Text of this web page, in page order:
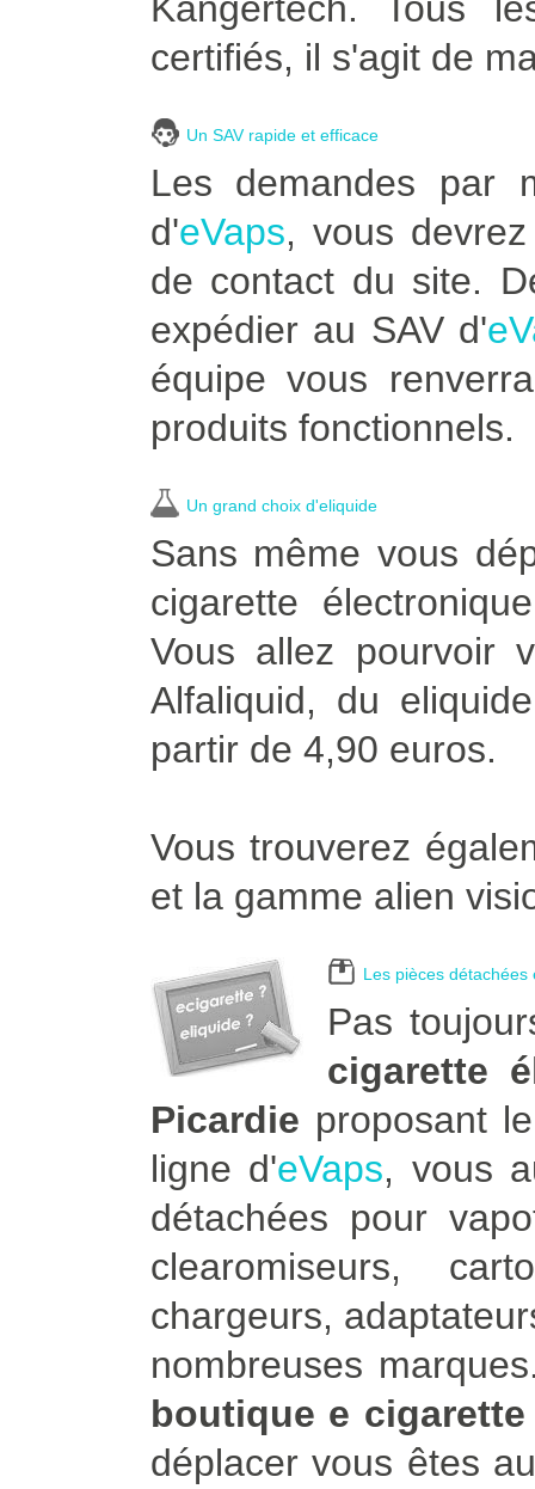
certifiés, il s'agit de
Un SAV rapide et efficace
Les demandes par
d'eVaps, vous
de contact du site.
expédier au SAV d'
équipe vous
produits fonctionnels.
Un grand choix d'eliquide
Sans même vous
cigarette
Vous allez pourvoir
Alfaliquid, du
partir de 4,90 euros.
Vous trouverez
et la gamme alien
Les pièces détachées
Pas
cigarette
Picardie proposant
ligne d'eVaps, vous
détachées pour
clearomiseurs,
chargeurs,
nombreuses
boutique e
déplacer vous êtes